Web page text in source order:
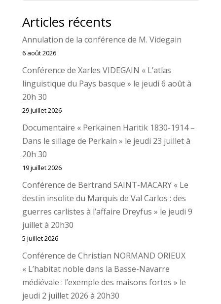
Articles récents
Annulation de la conférence de M. Videgain
6 août 2026
Conférence de Xarles VIDEGAIN « L’atlas
linguistique du Pays basque » le jeudi 6 août à
20h 30
29 juillet 2026
Documentaire « Perkainen Haritik 1830-1914 –
Dans le sillage de Perkain » le jeudi 23 juillet à
20h 30
19 juillet 2026
Conférence de Bertrand SAINT-MACARY « Le
destin insolite du Marquis de Val Carlos : des
guerres carlistes à l’affaire Dreyfus » le jeudi 9
juillet à 20h30
5 juillet 2026
Conférence de Christian NORMAND ORIEUX
« L’habitat noble dans la Basse-Navarre
médiévale : l’exemple des maisons fortes » le
jeudi 2 juillet 2026 à 20h30